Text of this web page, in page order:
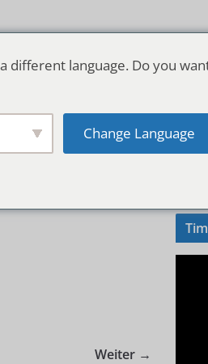
Weiter →
different language. Do you
Change Language